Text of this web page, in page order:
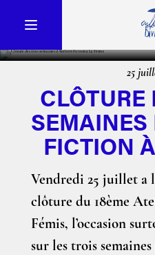
25
CLÔTURE
SEMAINES
FICTION
Vendredi 25 juillet a
clôture du 18ème
Fémis, l’occasion
sur les trois semaines